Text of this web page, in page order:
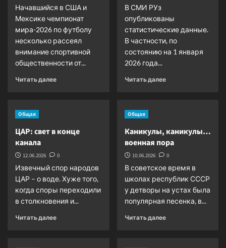
Начавшийся в США и
Мексике чемпионат
мира-2026 по футболу
несколько рассеял
внимание спортивной
общественности от...
Читать далееПрочитать
матчей
В СМИ РУз
опубликованы
статистические данные.
В частности, по
состоянию на 1 января
2026 года...
Читать далееПрочитать
гражданина
Узбекистана
Общая
ЦАР: свет в конце
канала
12.06.2026 0
Извечный спор народов
ЦАР – о воде. Хуже того,
когда споры переходили
в столкновения и...
Читать далееПрочитать
Общая
Каникулы, каникулы…
военная пора
10.06.2026 0
В советское время в
школах республик СССР
у детворы на устах была
популярная песенка, в...
Читать далееПрочитать